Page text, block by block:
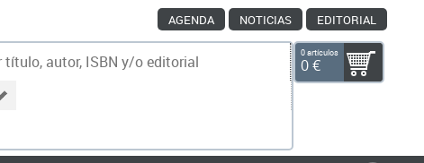
AGENDA NOTICIAS EDITORIAL
0 artículos
0 €